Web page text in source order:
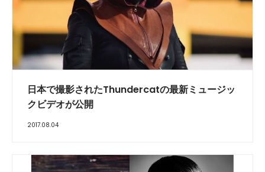
日本で撮影されたThundercatの最新ミュージッ
クビデオが公開
2017.08.04